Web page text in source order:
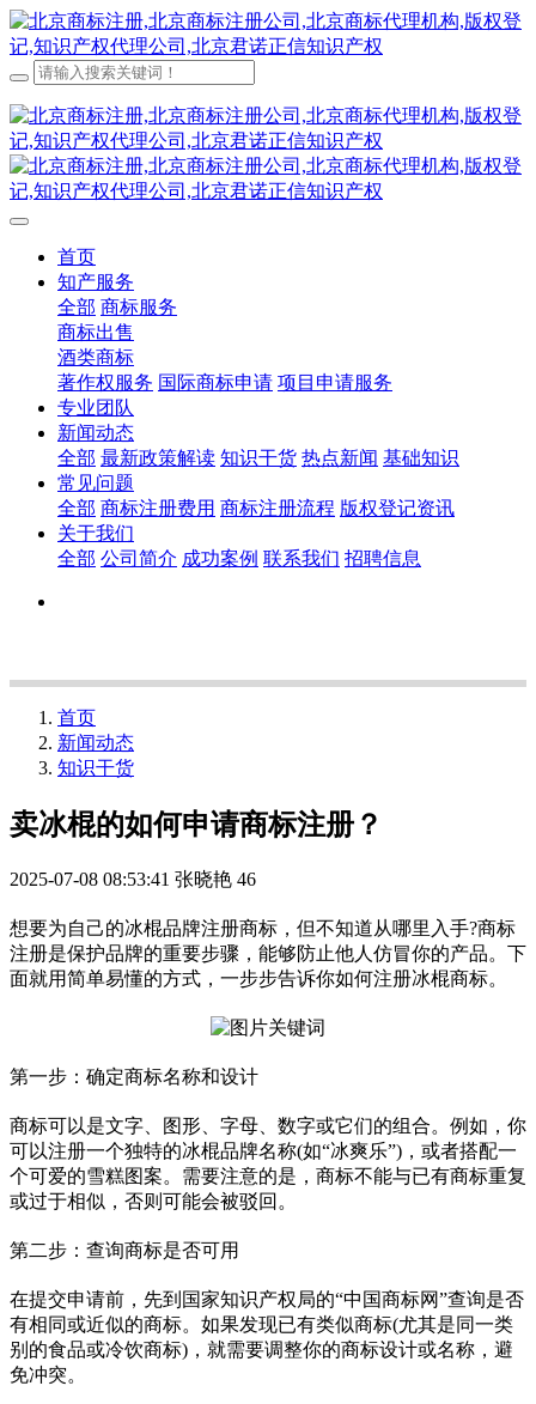
首页
知产服务
全部 商标服务
商标出售
酒类商标
著作权服务 国际商标申请 项目申请服务
专业团队
新闻动态
全部 最新政策解读 知识干货 热点新闻 基础知识
常见问题
全部 商标注册费用 商标注册流程 版权登记资讯
关于我们
全部 公司简介 成功案例 联系我们 招聘信息
首页
新闻动态
知识干货
卖冰棍的如何申请商标注册？
2025-07-08 08:53:41 张晓艳 46
想要为自己的冰棍品牌注册商标，但不知道从哪里入手?商标
注册是保护品牌的重要步骤，能够防止他人仿冒你的产品。下
面就用简单易懂的方式，一步步告诉你如何注册冰棍商标。
第一步：确定商标名称和设计
商标可以是文字、图形、字母、数字或它们的组合。例如，你
可以注册一个独特的冰棍品牌名称(如“冰爽乐”)，或者搭配一
个可爱的雪糕图案。需要注意的是，商标不能与已有商标重复
或过于相似，否则可能会被驳回。
第二步：查询商标是否可用
在提交申请前，先到国家知识产权局的“中国商标网”查询是否
有相同或近似的商标。如果发现已有类似商标(尤其是同一类
别的食品或冷饮商标)，就需要调整你的商标设计或名称，避
免冲突。